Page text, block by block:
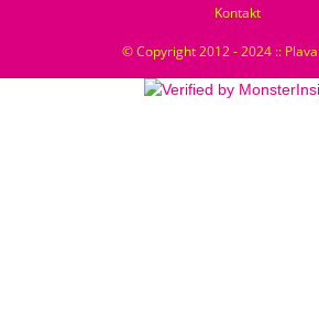
Kontakt
© Copyright 2012 - 2024 ::